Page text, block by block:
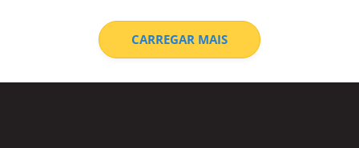
CARREGAR MAIS